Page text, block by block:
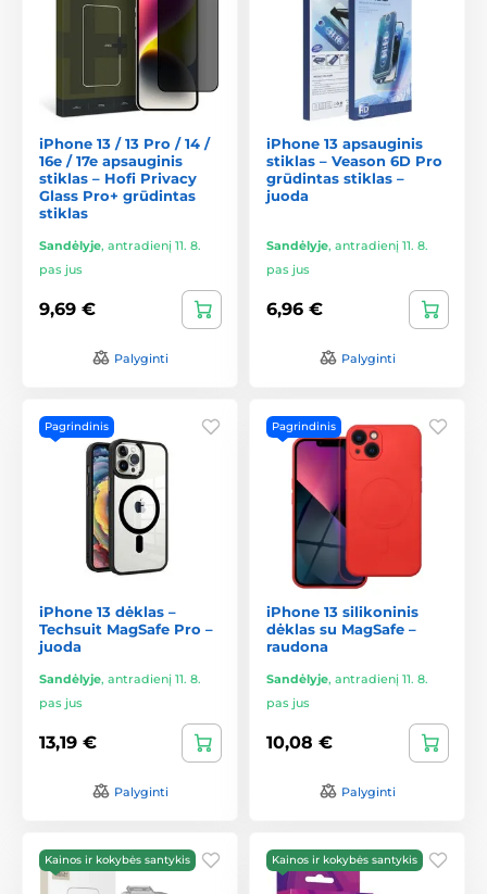
iPhone 13 / 13 Pro / 14 /
16e / 17e apsauginis
stiklas – Hofi Privacy
Glass Pro+ grūdintas
stiklas
Sandėlyje, antradienį 11. 8.
pas jus
9,69 €
Palyginti
iPhone 13 apsauginis
stiklas – Veason 6D Pro
grūdintas stiklas –
juoda
Sandėlyje, antradienį 11. 8.
pas jus
6,96 €
Palyginti
Pagrindinis
iPhone 13 dėklas –
Techsuit MagSafe Pro –
juoda
Sandėlyje, antradienį 11. 8.
pas jus
13,19 €
Palyginti
Pagrindinis
iPhone 13 silikoninis
dėklas su MagSafe –
raudona
Sandėlyje, antradienį 11. 8.
pas jus
10,08 €
Palyginti
Kainos ir kokybės santykis Kainos ir kokybės santykis